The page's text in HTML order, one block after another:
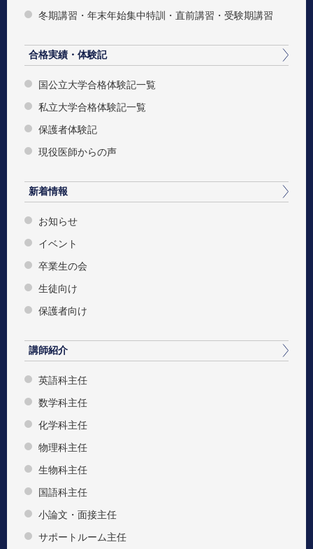
冬期講習・年末年始集中特訓・直前講習・受験期講習
合格実績・体験記
国公立大学合格体験記一覧
私立大学合格体験記一覧
保護者体験記
現役医師からの声
新着情報
お知らせ
イベント
卒業生の会
生徒向け
保護者向け
講師紹介
英語科主任
数学科主任
化学科主任
物理科主任
生物科主任
国語科主任
小論文・面接主任
サポートルーム主任